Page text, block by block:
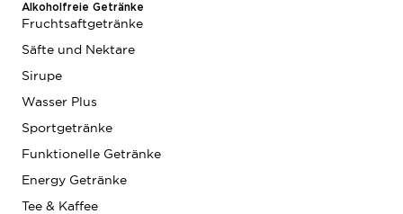
Alkoholfreie Getränke
Fruchtsaftgetränke
Säfte und Nektare
Sirupe
Wasser Plus
Sportgetränke
Funktionelle Getränke
Energy Getränke
Tee & Kaffee